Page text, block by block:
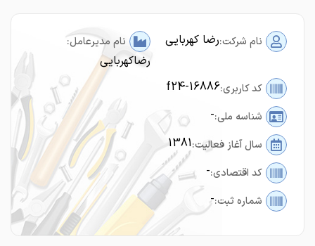
نام شرکت:رضا کهربایی نام مدیرعامل:
رضاکهربایی
کد کاربری:f24-16886
شناسه ملی:-
سال آغاز فعالیت:1381
کد اقتصادی:-
شماره ثبت:-